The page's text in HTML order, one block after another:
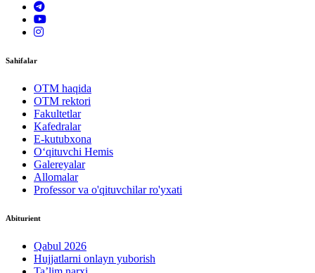
Sahifalar
OTM haqida
OTM rektori
Fakultetlar
Kafedralar
E-kutubxona
O‘qituvchi Hemis
Galereyalar
Allomalar
Professor va o'qituvchilar ro'yxati
Abiturient
Qabul 2026
Hujjatlarni onlayn yuborish